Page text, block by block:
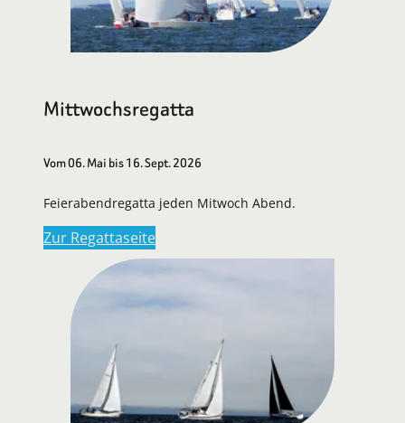
Mittwochsregatta
Vom 06. Mai bis 16. Sept. 2026
Feierabendregatta jeden Mitwoch Abend.
Zur Regattaseite